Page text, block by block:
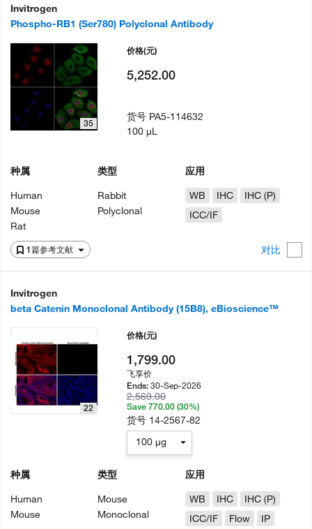
Invitrogen
Phospho-RB1 (Ser780) Polyclonal Antibody
1篇参考文献 对比
35
种属
Human
Mouse
Rat
类型
Rabbit
Polyclonal
应用
WB
IHC
IHC (P)
ICC/IF
价格(元)
5,252.00
货号 PA5-114632
100 µL
Invitrogen
beta Catenin Monoclonal Antibody (15B8), eBioscience™
22
种属
Human
Mouse
类型
Mouse
Monoclonal
应用
WB
IHC
IHC (P)
ICC/IF
Flow IP
价格(元)
1,799.00
飞享价
Ends:30-Sep-2026
2,569.00
Save 770.00 (30%)
货号 14-2567-82
100 µg